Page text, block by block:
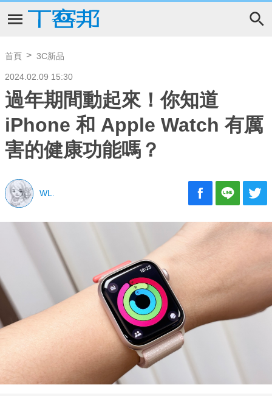
首頁 3C新品
2024.02.09 15:30
過年期間動起來！你知道
iPhone 和 Apple Watch 有厲
害的健康功能嗎？
WL.